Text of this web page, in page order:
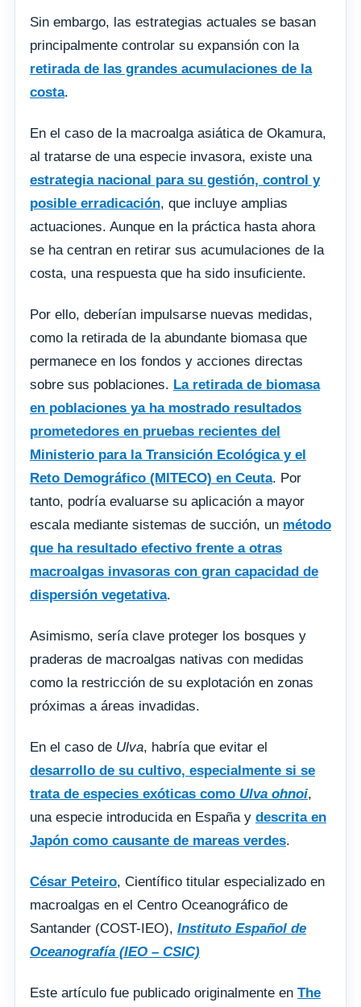
Sin embargo, las estrategias actuales se basan
principalmente controlar su expansión con la
retirada de las grandes acumulaciones de la
costa.
En el caso de la macroalga asiática de Okamura,
al tratarse de una especie invasora, existe una
estrategia nacional para su gestión, control y
posible erradicación, que incluye amplias
actuaciones. Aunque en la práctica hasta ahora
se ha centran en retirar sus acumulaciones de la
costa, una respuesta que ha sido insuficiente.
Por ello, deberían impulsarse nuevas medidas,
como la retirada de la abundante biomasa que
permanece en los fondos y acciones directas
sobre sus poblaciones. La retirada de biomasa
en poblaciones ya ha mostrado resultados
prometedores en pruebas recientes del
Ministerio para la Transición Ecológica y el
Reto Demográfico (MITECO) en Ceuta. Por
tanto, podría evaluarse su aplicación a mayor
escala mediante sistemas de succión, un método
que ha resultado efectivo frente a otras
macroalgas invasoras con gran capacidad de
dispersión vegetativa.
Asimismo, sería clave proteger los bosques y
praderas de macroalgas nativas con medidas
como la restricción de su explotación en zonas
próximas a áreas invadidas.
En el caso de Ulva, habría que evitar el
desarrollo de su cultivo, especialmente si se
trata de especies exóticas como Ulva ohnoi,
una especie introducida en España y descrita en
Japón como causante de mareas verdes.
César Peteiro, Científico titular especializado en
macroalgas en el Centro Oceanográfico de
Santander (COST-IEO), Instituto Español de
Oceanografía (IEO – CSIC)
Este artículo fue publicado originalmente en The